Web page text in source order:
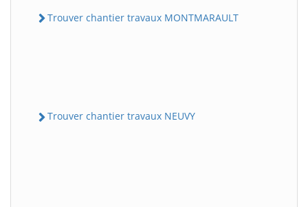
Trouver chantier travaux MONTMARAULT
Trouver chantier travaux NEUVY